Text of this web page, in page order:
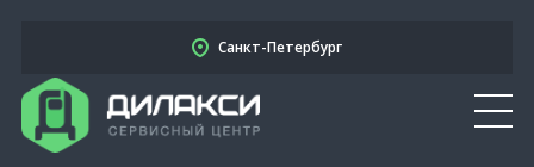
Санкт-Петербург